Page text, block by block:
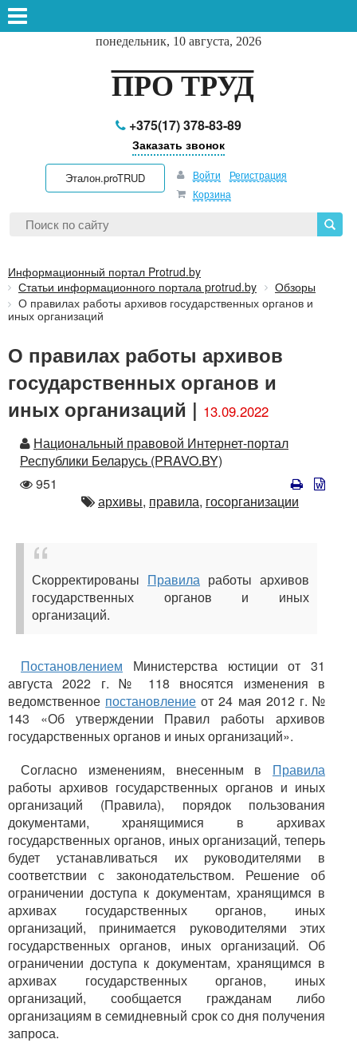
понедельник, 10 августа, 2026
ПРО ТРУД
+375(17) 378-83-89
Заказать звонок
Эталон.proTRUD Войти
Регистрация
Корзина
Информационный портал Protrud.by
Статьи информационного портала protrud.by
Обзоры
О правилах работы архивов государственных органов и
иных организаций
О правилах работы архивов
государственных органов и
иных организаций | 13.09.2022
Автор
Национальный правовой Интернет-портал
Республики Беларусь (PRAVO.BY)
Количество
просмотров
951
Автор
архивы, правила, госорганизации
Скорректированы Правила работы архивов
государственных органов и иных
организаций.
Постановлением Министерства юстиции от 31
августа 2022 г. № 118 вносятся изменения в
ведомственное постановление от 24 мая 2012 г. №
143 «Об утверждении Правил работы архивов
государственных органов и иных организаций».
Согласно изменениям, внесенным в Правила
работы архивов государственных органов и иных
организаций (Правила), порядок пользования
документами, хранящимися в архивах
государственных органов, иных организаций, теперь
будет устанавливаться их руководителями в
соответствии с законодательством. Решение об
ограничении доступа к документам, хранящимся в
архивах государственных органов, иных
организаций, принимается руководителями этих
государственных органов, иных организаций. Об
ограничении доступа к документам, хранящимся в
архивах государственных органов, иных
организаций, сообщается гражданам либо
организациям в семидневный срок со дня получения
запроса.